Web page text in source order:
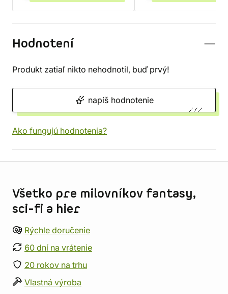
Hodnotení
Produkt zatiaľ nikto nehodnotil, buď prvý!
napíš hodnotenie
Ako fungujú hodnotenia?
Všetko pre milovníkov fantasy,
sci-fi a hier
Rýchle doručenie
60 dní na vrátenie
20 rokov na trhu
Vlastná výroba